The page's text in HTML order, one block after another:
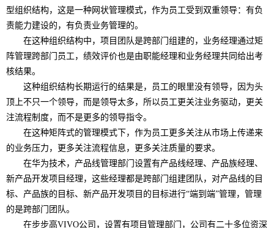
型组织结构，这是一种网状管理模式，作为员工受到双重领导：有负
责能力建设的，有负责业务管理的。
在这种组织结构中，项目团队是跨部门组建的，业务经理通过矩
阵管理跨部门员工，绩效评价也是由职能经理和业务经理共同给出考
核结果。
这种组织结构长期运行的结果是，员工的眼里没有领导，因为头
顶上不只一个领导，而是领导太多，所以员工更关注业务驱动，更关
注流程制度，而不是更多的领导指令。
在这种矩阵式的管理模式下，作为员工更多关注从市场上传递来
的业务压力，更多关注流程信息，更多关注质量的要求。
在华为技术，产品线管理部门设置有产品线经理、产品族经理、
新产品开发项目经理，这些经理都是跨部门组建团队，对产品线的目
标、产品族的目标、新产品开发项目的目标进行“端到端”管理，管理
的是跨部门团队。
在步步高VIVO公司，设置有项目管理部门，公司有二十多位资深